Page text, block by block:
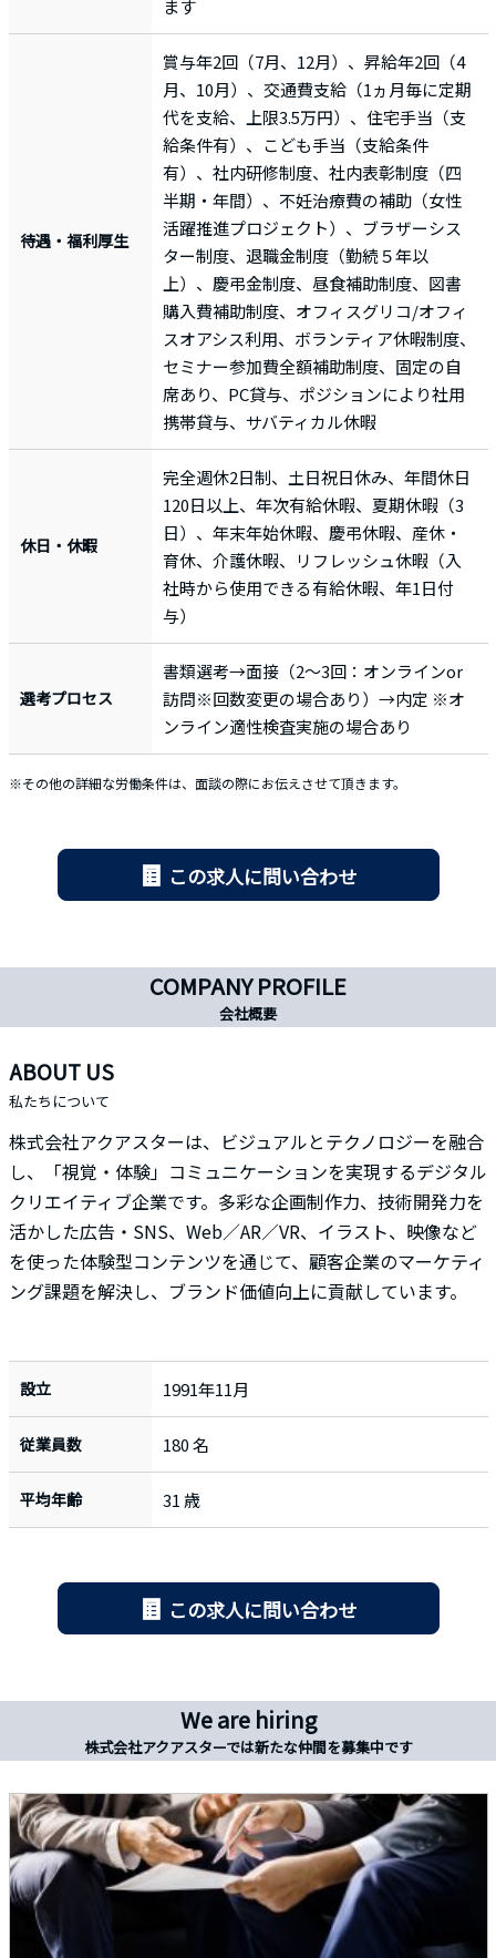
ます
待遇・福利厚生
賞与年2回（7月、12月）、昇給年2回（4
月、10月）、交通費支給（1ヵ月毎に定期
代を支給、上限3.5万円）、住宅手当（支
給条件有）、こども手当（支給条件
有）、社内研修制度、社内表彰制度（四
半期・年間）、不妊治療費の補助（女性
活躍推進プロジェクト）、ブラザーシス
ター制度、退職金制度（勤続５年以
上）、慶弔金制度、昼食補助制度、図書
購入費補助制度、オフィスグリコ/オフィ
スオアシス利用、ボランティア休暇制度、
セミナー参加費全額補助制度、固定の自
席あり、PC貸与、ポジションにより社用
携帯貸与、サバティカル休暇
休日・休暇
完全週休2日制、土日祝日休み、年間休日
120日以上、年次有給休暇、夏期休暇（3
日）、年末年始休暇、慶弔休暇、産休・
育休、介護休暇、リフレッシュ休暇（入
社時から使用できる有給休暇、年1日付
与）
選考プロセス
書類選考→面接（2～3回：オンラインor
訪問※回数変更の場合あり）→内定 ※オ
ンライン適性検査実施の場合あり
※その他の詳細な労働条件は、面談の際にお伝えさせて頂きます。
この求人に問い合わせ
COMPANY PROFILE
会社概要
ABOUT US
私たちについて
株式会社アクアスターは、ビジュアルとテクノロジーを融合
し、「視覚・体験」コミュニケーションを実現するデジタル
クリエイティブ企業です。多彩な企画制作力、技術開発力を
活かした広告・SNS、Web／AR／VR、イラスト、映像など
を使った体験型コンテンツを通じて、顧客企業のマーケティ
ング課題を解決し、ブランド価値向上に貢献しています。
設立 1991年11月
従業員数 180 名
平均年齢 31 歳
この求人に問い合わせ
We are hiring
株式会社アクアスターでは新たな仲間を募集中です